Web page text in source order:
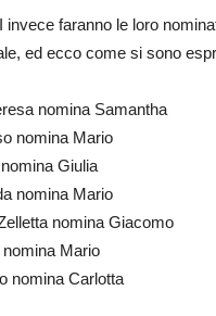
invece faranno le loro
ed ecco come si sono
nomina Samantha
nomina Mario
Giulia
nomina Mario
nomina Giacomo
nomina Mario
nomina Carlotta